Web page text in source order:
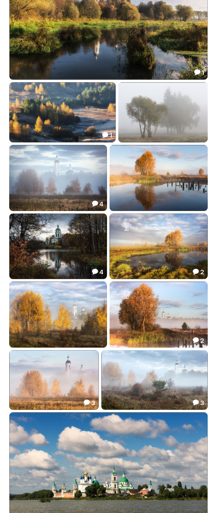
В тихих заводях синей реки
88.22
 1
Стоят берёзки золотые
73.61
 1
В туманной тишине
28.75
Осень
91.82
 4
Осеннее озеро
67.99
Осенним утром у пруда
65.47
 4

Озеро Медное
127.16
 2
Среди деревьев жёлтых
64.10

Осень, октябрь - пора золотая
 100.57
 2
В тумане осень золотая
95.96
 3
Октябрьское утро
88.12
 3